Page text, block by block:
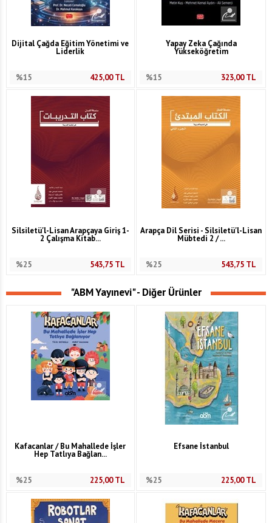
Dijital Çağda Eğitim Yönetimi ve
Liderlik
%15 425,00TL
Yapay Zeka Çağında
Yükseköğretim
%15 323,00TL
Silsiletü'l-Lisan Arapçaya Giriş 1-
2 Çalışma Kitab...
%25 543,75TL
Arapça Dil Serisi - Silsiletü'l-Lisan
Mübtedi 2 / ...
%25 543,75 TL
"ABM Yayınevi" - Diğer Ürünler
Kafacanlar / Bu Mahallede İşler
Hep Tatlıya Bağlan...
%25 225,00TL
Efsane İstanbul
%25 225,00TL